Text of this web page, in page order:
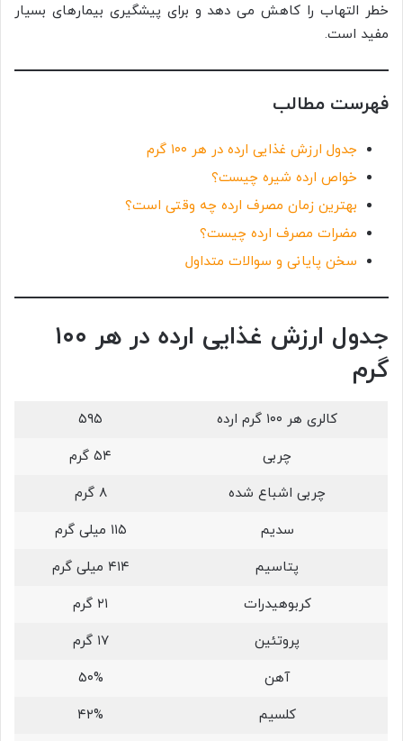
خطر التهاب را کاهش می دهد و برای پیشگیری بیمارهای بسیار
مفید است.
فهرست مطالب
جدول ارزش غذایی ارده در هر ۱۰۰ گرم
خواص ارده شیره چیست؟
بهترین زمان مصرف ارده چه وقتی است؟
مضرات مصرف ارده چیست؟
سخن پایانی و سوالات متداول
جدول ارزش غذایی ارده در هر ۱۰۰
گرم
کالری هر ۱۰۰ گرم ارده
۵۹۵
چربی
۵۴ گرم
چربی اشباع شده
۸ گرم
سدیم
۱۱۵ میلی گرم
پتاسیم
۴۱۴ میلی گرم
کربوهیدرات
۲۱ گرم
پروتئین
۱۷ گرم
آهن
۵۰%
کلسیم
۴۲%